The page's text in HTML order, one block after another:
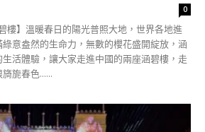
0
樓】溫暖春日的陽光普照大地，世界各地進
意盎然的生命力，無數的櫻花盛開綻放，涵
活體驗，讓大家走進中國的兩座涵碧樓，走
旎春色......